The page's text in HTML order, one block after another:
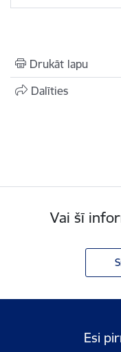
Drukāt lapu
Dalīties
Vai šī
Esi